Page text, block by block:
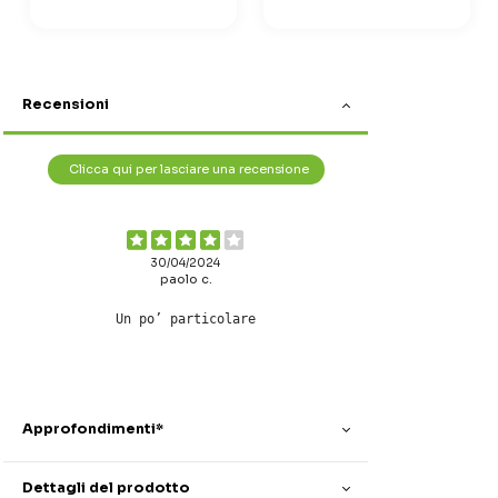
Recensioni
Clicca qui per lasciare una recensione
30/04/2024
paolo c.
Un po’ particolare
Approfondimenti*
Dettagli del prodotto